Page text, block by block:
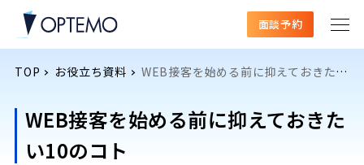
面談予約
TOP お役立ち資料 WEB接客を始める前に抑えておきたい10のコト
WEB接客を始める前に抑えておきた
い10のコト